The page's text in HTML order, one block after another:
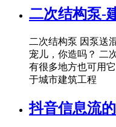
二次结构泵-
二次结构泵 因泵送
宠儿，你造吗？ 二
有很多地方也可用
于城市建筑工程
抖音信息流